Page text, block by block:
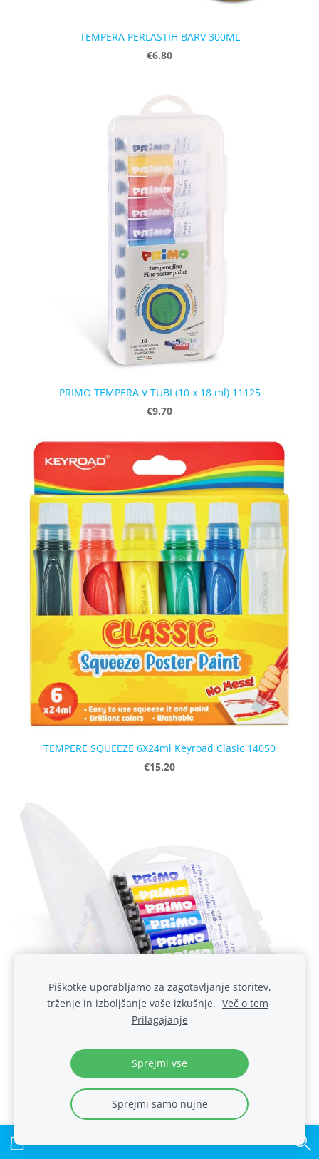
TEMPERA PERLASTIH BARV 300ML
€6.80
PRIMO TEMPERA V TUBI (10 x 18 ml) 11125
€9.70
TEMPERE SQUEEZE 6X24ml Keyroad Clasic 14050
€15.20
PRIMO TEMPERE 8X12ml PVC šk. 11866
€7.00
Piškotke uporabljamo za zagotavljanje storitev,
trženje in izboljšanje vaše izkušnje. Več o tem
Prilagajanje
Sprejmi vse
Sprejmi samo nujne